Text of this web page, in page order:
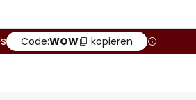
Code:WOW kopieren